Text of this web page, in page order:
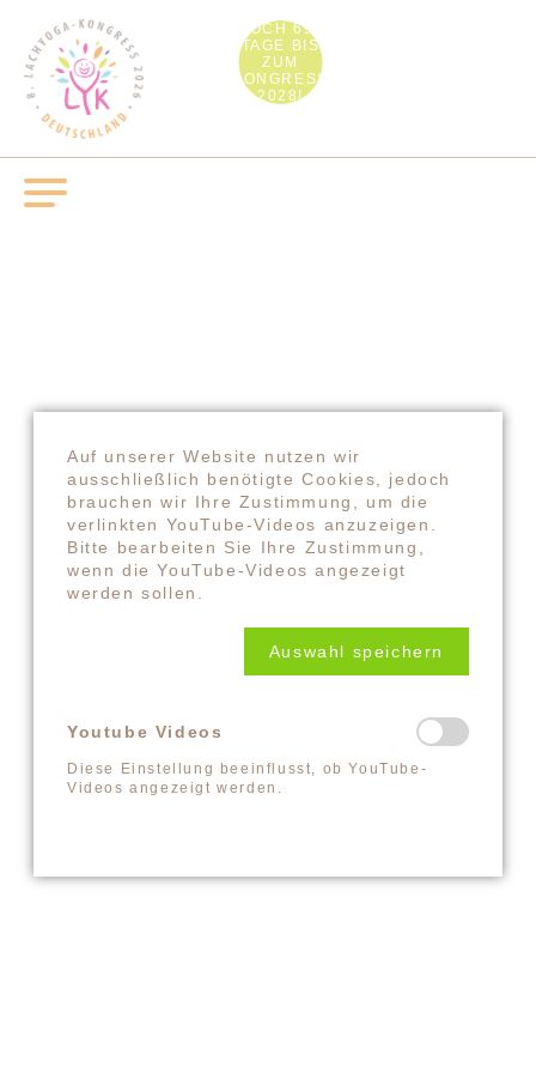
NOCH 693
TAGE BIS
ZUM
KONGRESS
2028!
SANDRA MANDL
MOBIL +49157.85072523
KONTAKT@LYUD.DE
IMPRESSUM
DATENSCHUTZ
PARTNER
Auf unserer Website nutzen wir
ausschließlich benötigte Cookies, jedoch
brauchen wir Ihre Zustimmung, um die
verlinkten YouTube-Videos anzuzeigen.
Bitte bearbeiten Sie Ihre Zustimmung,
wenn die YouTube-Videos angezeigt
werden sollen.
Auswahl speichern
Youtube Videos
Diese Einstellung beeinflusst, ob YouTube-
Videos angezeigt werden.